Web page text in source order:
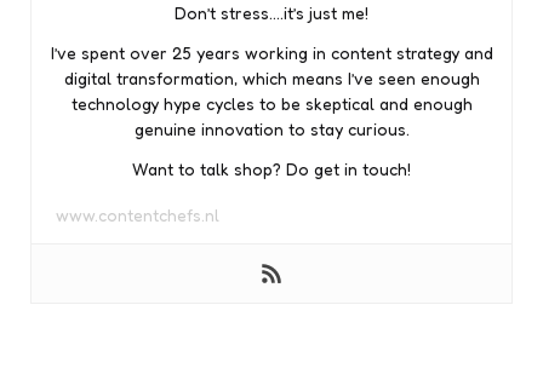
Don’t stress….it’s just me!
I’ve spent over 25 years working in content strategy and
digital transformation, which means I’ve seen enough
technology hype cycles to be skeptical and enough
genuine innovation to stay curious.
Want to talk shop? Do get in touch!
www.contentchefs.nl